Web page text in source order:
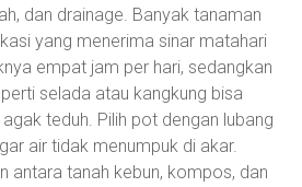
dan drainage. Banyak tanaman
yang menerima sinar matahari
empat jam per hari, sedangkan
selada atau kangkung bisa
teduh. Pilih pot dengan lubang
air tidak menumpuk di akar.
antara tanah kebun, kompos, dan